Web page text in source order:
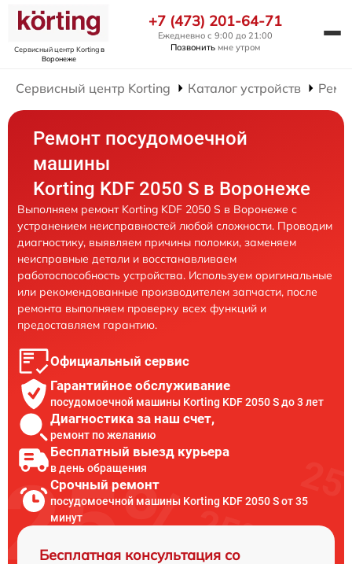
Сервисный центр Kortingв
Воронеже
+7 (473) 201-64-71
Ежедневно с 9:00 до 21:00
Позвонить мне утром
Сервисный центр Korting Каталог устройств
Ремонт посудомоечной
машины
Korting KDF 2050 S в Воронеже
Выполняем ремонт Korting KDF 2050 S в Воронеже с
устранением неисправностей любой сложности. Проводим
диагностику, выявляем причины поломки, заменяем
неисправные детали и восстанавливаем
работоспособность устройства. Используем оригинальные
или рекомендованные производителем запчасти, после
ремонта выполняем проверку всех функций и
предоставляем гарантию.
Официальный сервис
Гарантийное обслуживание
посудомоечной машины Korting KDF 2050 S до 3 лет
Диагностика за наш счет,
ремонт по желанию
Бесплатный выезд курьера
в день обращения
Срочный ремонт
посудомоечной машины Korting KDF 2050 S от 35
минут
Бесплатная консультация со